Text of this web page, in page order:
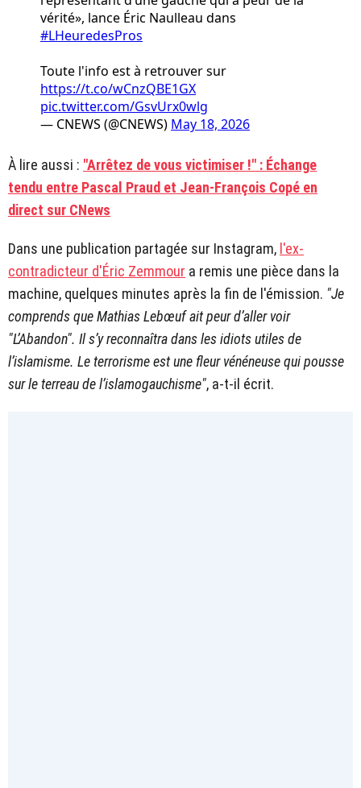
vérité», lance Éric Naulleau dans
#LHeuredesPros
Toute l'info est à retrouver sur
https://t.co/wCnzQBE1GX
pic.twitter.com/GsvUrx0wlg
— CNEWS (@CNEWS) May 18, 2026
À lire aussi : "Arrêtez de vous victimiser !" : Échange
tendu entre Pascal Praud et Jean-François Copé en
direct sur CNews
Dans une publication partagée sur Instagram, l'ex-
contradicteur d'Éric Zemmour a remis une pièce dans la
machine, quelques minutes après la fin de l'émission. "Je
comprends que Mathias Lebœuf ait peur d’aller voir
"L’Abandon". Il s’y reconnaîtra dans les idiots utiles de
l’islamisme. Le terrorisme est une fleur vénéneuse qui pousse
sur le terreau de l’islamogauchisme", a-t-il écrit.